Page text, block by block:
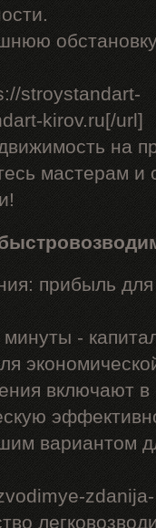
stroystandart-
kirov.ru[/url]
на
мастерам и
прибыль
-
включают
вариантом
zdanija-